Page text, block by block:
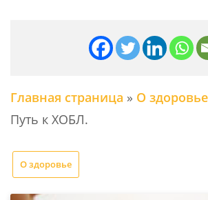
Главная страница » О здоровье
Путь к ХОБЛ.
О здоровье